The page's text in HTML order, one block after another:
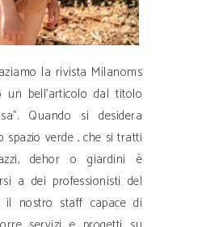
la rivista Milanoms
bell’articolo dal titolo
Quando si desidera
spazio verde , che si tratti
dehor o giardini è
a dei professionisti del
il nostro staff capace di